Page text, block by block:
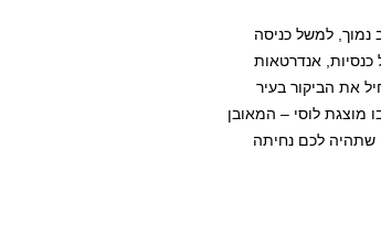
נמוך, למשל כניסה
אנדרטאות
את הביקור בעיר
מוצגת לוסי – המאובן
שתהיה לכם נחיתה